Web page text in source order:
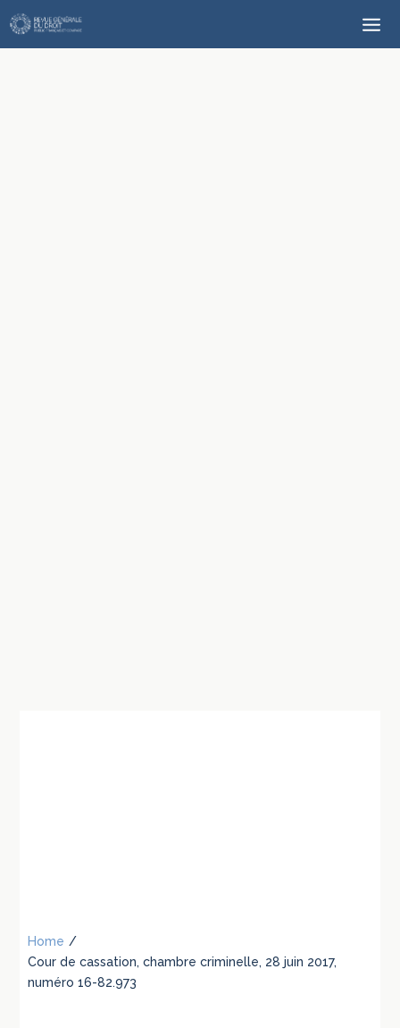
Home /
Cour de cassation, chambre criminelle, 28 juin 2017,
numéro 16-82.973